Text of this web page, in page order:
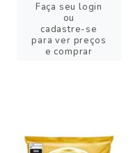
Faça seu login
ou
cadastre-se
para ver preços
e comprar